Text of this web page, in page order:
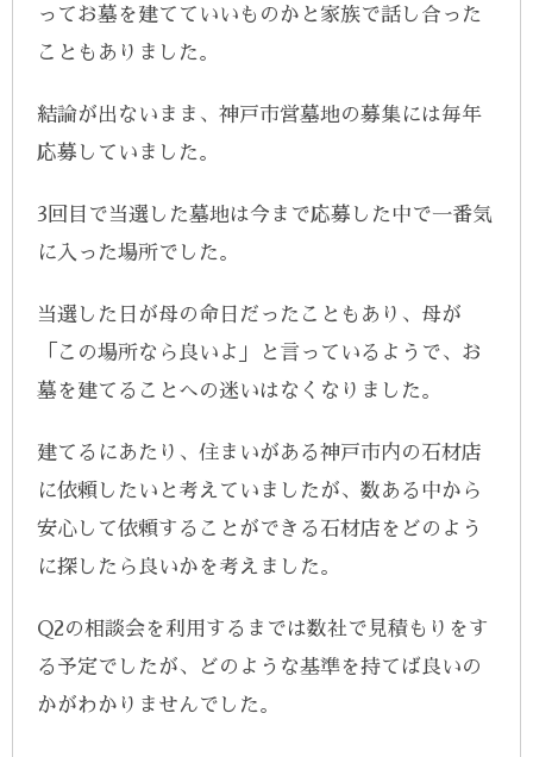
ってお墓を建てていいものかと家族で話し合った
こともありました。
結論が出ないまま、神戸市営墓地の募集には毎年
応募していました。
3回目で当選した墓地は今まで応募した中で一番気
に入った場所でした。
当選した日が母の命日だったこともあり、母が
「この場所なら良いよ」と言っているようで、お
墓を建てることへの迷いはなくなりました。
建てるにあたり、住まいがある神戸市内の石材店
に依頼したいと考えていましたが、数ある中から
安心して依頼することができる石材店をどのよう
に探したら良いかを考えました。
Q2の相談会を利用するまでは数社で見積もりをす
る予定でしたが、どのような基準を持てば良いの
かがわかりませんでした。